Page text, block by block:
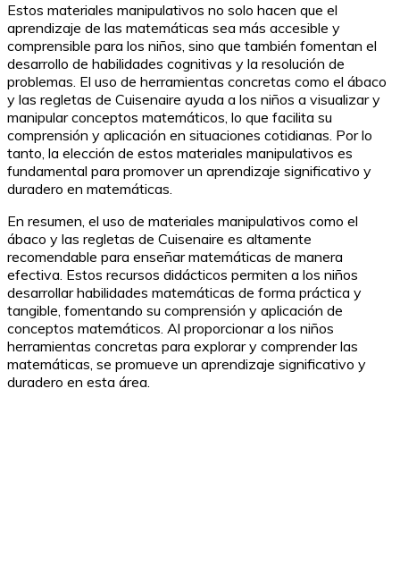
Estos materiales manipulativos no solo hacen que el
aprendizaje de las matemáticas sea más accesible y
comprensible para los niños, sino que también fomentan el
desarrollo de habilidades cognitivas y la resolución de
problemas. El uso de herramientas concretas como el ábaco
y las regletas de Cuisenaire ayuda a los niños a visualizar y
manipular conceptos matemáticos, lo que facilita su
comprensión y aplicación en situaciones cotidianas. Por lo
tanto, la elección de estos materiales manipulativos es
fundamental para promover un aprendizaje significativo y
duradero en matemáticas.
En resumen, el uso de materiales manipulativos como el
ábaco y las regletas de Cuisenaire es altamente
recomendable para enseñar matemáticas de manera
efectiva. Estos recursos didácticos permiten a los niños
desarrollar habilidades matemáticas de forma práctica y
tangible, fomentando su comprensión y aplicación de
conceptos matemáticos. Al proporcionar a los niños
herramientas concretas para explorar y comprender las
matemáticas, se promueve un aprendizaje significativo y
duradero en esta área.